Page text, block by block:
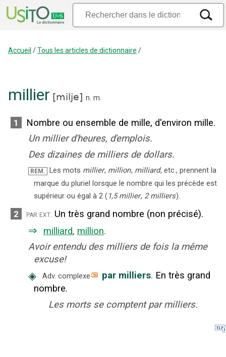
Accueil /Tous les articles de dictionnaire /
millier [milje] n. m.
1
Nombre ou ensemble de mille, d'environ mille.
Un millier d'heures, d'emplois.
Des dizaines de milliers de dollars.
REM. Les mots millier, million, milliard, etc., prennent la
marque du pluriel lorsque le nombre qui les précède est
supérieur ou égal à 2 (1,5 millier, 2 milliers).
2 par ext. Un très grand nombre (non précisé).
⇒ milliard, million.
Avoir entendu des milliers de fois la même
excuse!
◈ Adv. complexe par milliers. En très grand
nombre.
Les morts se comptent par milliers.